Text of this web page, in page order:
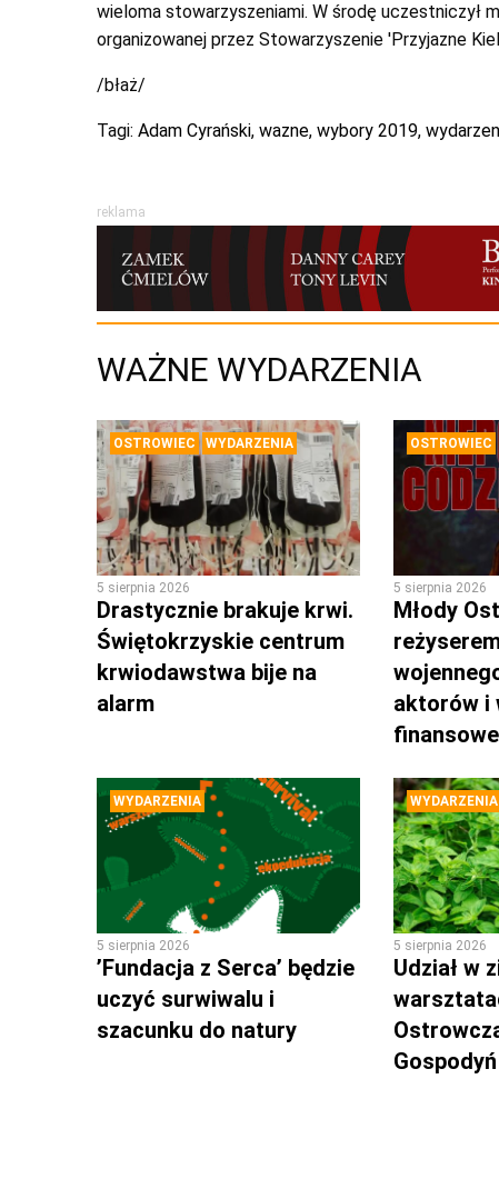
wieloma stowarzyszeniami. W środę uczestniczył
organizowanej przez Stowarzyszenie 'Przyjazne
/błaż/
Tagi: Adam Cyrański, wazne, wybory 2019,
reklama
WAŻNE WYDARZENIA
OSTROWIEC WYDARZENIA
5 sierpnia 2026
Drastycznie brakuje krwi.
Świętokrzyskie centrum
krwiodawstwa bije na
alarm
OSTROWIEC
5 sierpnia 2026
Młody
aktorów i
WYDARZENIA
5 sierpnia 2026
’Fundacja z Serca’ będzie
uczyć surwiwalu i
szacunku do natury
WYDARZENIA
5 sierpnia 2026
Udział w